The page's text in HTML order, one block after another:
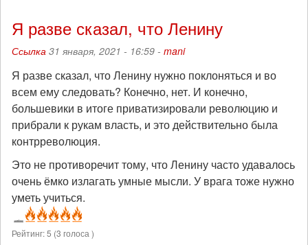
Я разве сказал, что Ленину
Ссылка 31 января, 2021 - 16:59 - mani
Я разве сказал, что Ленину нужно поклоняться и во
всем ему следовать? Конечно, нет. И конечно,
большевики в итоге приватизировали революцию и
прибрали к рукам власть, и это действительно была
контрреволюция.
Это не противоречит тому, что Ленину часто удавалось
очень ёмко излагать умные мысли. У врага тоже нужно
уметь учиться.
Рейтинг:5 (3 голоса )